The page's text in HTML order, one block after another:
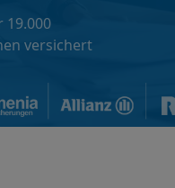
19.000
versichert